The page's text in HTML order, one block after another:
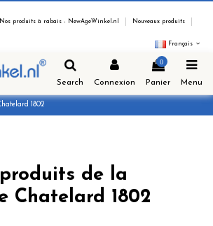
Nos produits à rabais - NewAgeWinkel.nl
Nouveaux produits
Français
Search Connexion
0
Panier Menu
1802
de la
Chatelard 1802